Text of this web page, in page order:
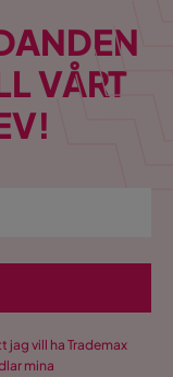
VÅRT
vill ha Trademax
mina